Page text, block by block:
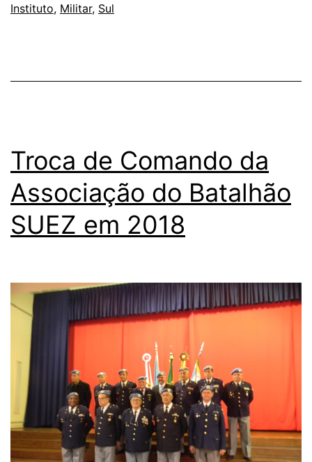
Instituto, Militar, Sul
Troca de Comando da
Associação do Batalhão
SUEZ em 2018